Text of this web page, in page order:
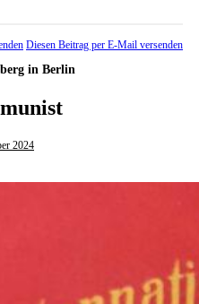
Diesen Beitrag per E-Mail versenden
in Berlin
2024